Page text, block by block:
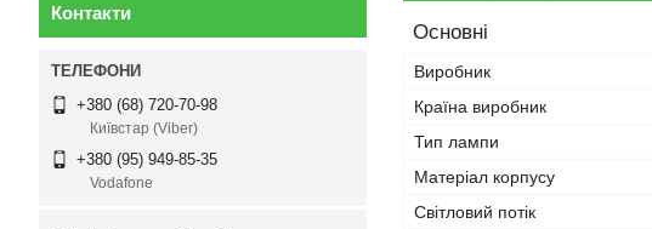
Основні
Виробник
Країна виробник
Тип лампи
Матеріал корпусу
Світловий потік
Контакти
+380 (68) 720-70-98
Київстар (Viber)
+380 (95) 949-85-35
Vodafone